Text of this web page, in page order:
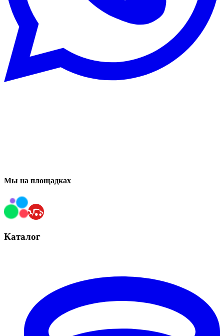
Мы на площадках
Каталог